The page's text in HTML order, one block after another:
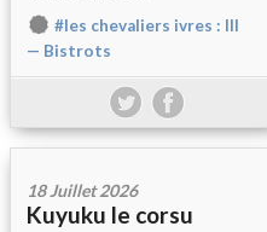
#les chevaliers ivres : III
— Bistrots
18 Juillet 2026
Kuyuku le corsu